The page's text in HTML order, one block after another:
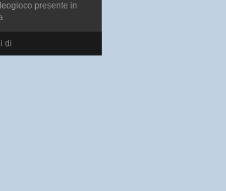
presente in
di